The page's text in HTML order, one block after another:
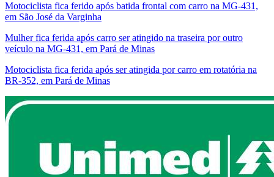
Motociclista fica ferido após batida frontal com carro na MG-431,
em São José da Varginha
Mulher fica ferida após carro ser atingido na traseira por outro
veículo na MG-431, em Pará de Minas
Motociclista fica ferida após ser atingida por carro em rotatória na
BR-352, em Pará de Minas